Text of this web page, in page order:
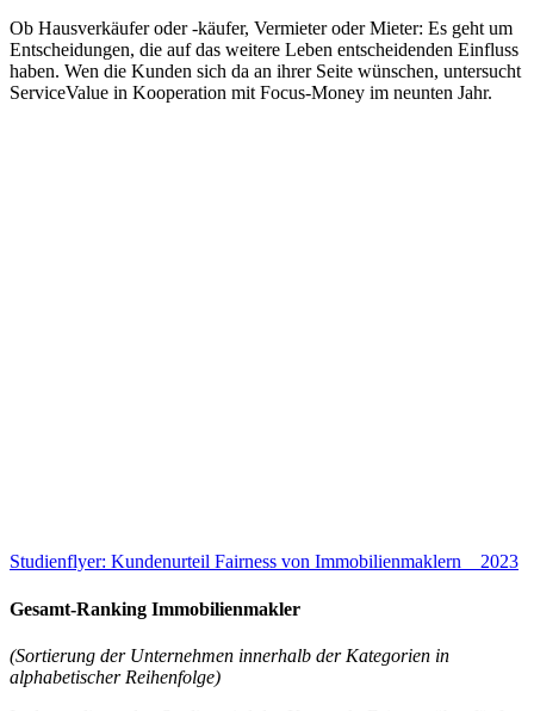
Ob Hausverkäufer oder -käufer, Vermieter oder Mieter: Es geht um
Entscheidungen, die auf das weitere Leben entscheidenden Einfluss
haben. Wen die Kunden sich da an ihrer Seite wünschen, untersucht
ServiceValue in Kooperation mit Focus-Money im neunten Jahr.
Studienflyer: Kundenurteil Fairness von Immobilienmaklern _ 2023
Gesamt-Ranking Immobilienmakler
(Sortierung der Unternehmen innerhalb der Kategorien in
alphabetischer Reihenfolge)